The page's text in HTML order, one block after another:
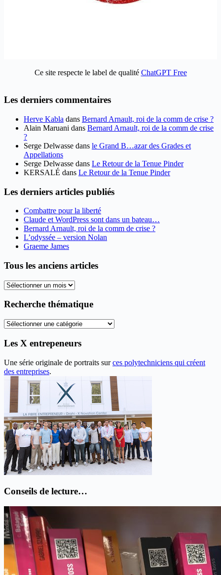
Ce site respecte le label de qualité ChatGPT Free
Les derniers commentaires
Herve Kabla dans Bernard Arnault, roi de la comm de crise ?
Alain Maruani dans Bernard Arnault, roi de la comm de crise
?
Serge Delwasse dans le Grand B…azar des Grades et
Appellations
Serge Delwasse dans Le Retour de la Tenue Pinder
KERSALÉ dans Le Retour de la Tenue Pinder
Les derniers articles publiés
Combattre pour la liberté
Claude et WordPress sont dans un bateau…
Bernard Arnault, roi de la comm de crise ?
L’odyssée – version Nolan
Graeme James
Tous les anciens articles
Tous
anciens
Recherche thématique
Recherche
Les X entrepeneurs
Une série originale de portraits surces polytechniciens qui créent
des entreprises.
Conseils de lecture…